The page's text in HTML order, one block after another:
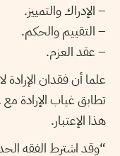
– الإدراك والتمييز.
– التقييم والحكم.
– عقد العزم.
علما أن فقدان الإرادة
تطابق غياب الإرادة
هذا الإعتبار.
“وقد اشترط الفقه